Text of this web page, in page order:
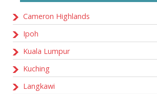
Cameron Highlands
Ipoh
Kuala Lumpur
Kuching
Langkawi